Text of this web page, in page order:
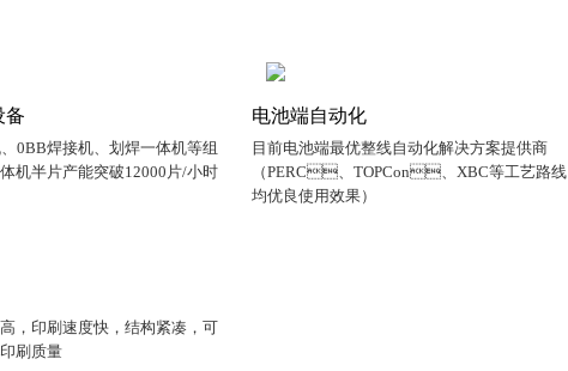
备
、0BB焊接机、划焊一体机等组
体机半片产能突破12000片/小时
电池端自动化
目前电池端最优整线自动化解决方案提供商
（PERC、TOPCon、XBC等工艺路线
均优良使用效果）
，印刷速度快，结构紧凑，可
印刷质量